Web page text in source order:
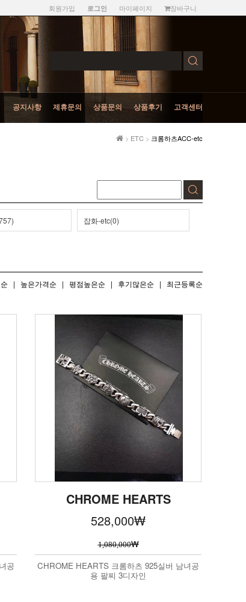
회원가입 로그인 마이페이지 장바구니
공지사항 제휴문의 상품문의 상품후기 고객센터
> ETC > 크롬하츠ACC-etc
잡화-etc(0)
| 높은가격순 | 평점높은순 | 후기많은순 | 최근등록순
공
CHROME HEARTS
528,000₩
1,080,000₩
CHROME HEARTS 크롬하츠 925실버 남녀공
용 팔찌 3디자인